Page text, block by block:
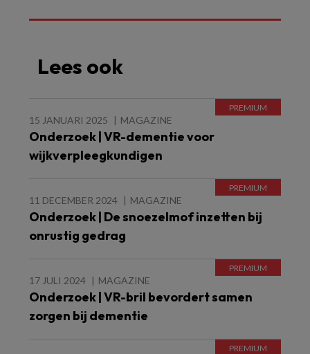
Lees ook
15 JANUARI 2025 MAGAZINE
Onderzoek | VR-dementie voor
wijkverpleegkundigen
11 DECEMBER 2024 MAGAZINE
Onderzoek | De snoezelmof inzetten bij
onrustig gedrag
17 JULI 2024 MAGAZINE
Onderzoek | VR-bril bevordert samen
zorgen bij dementie